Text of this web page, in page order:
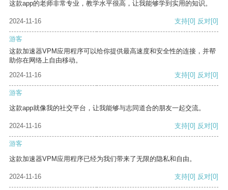
这款app的老师非常专业，教学水平很高，让我能够学到实用的知识。
2024-11-16 支持[0] 反对[0]
游客
这款加速器VPM应用程序可以给你提供最高速度和安全性的连接，并帮
助你在网络上自由移动。
2024-11-16
支持[0] 反对[0]
游客
这款app就像我的社交平台，让我能够与志同道合的朋友一起交流。
2024-11-16 支持[0] 反对[0]
游客
这款加速器VPM应用程序已经为我们带来了无限的隐私和自由。
2024-11-16 支持[0] 反对[0]